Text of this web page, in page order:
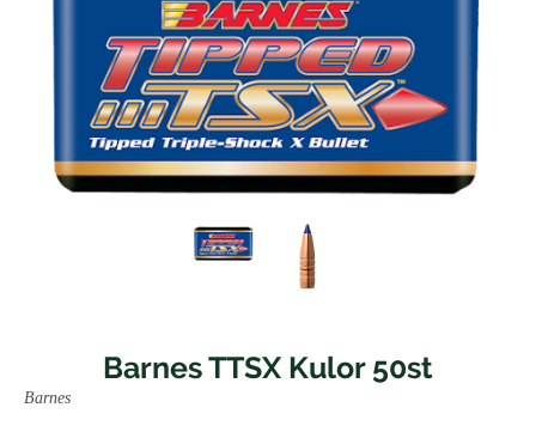
Barnes TTSX Kulor 50st
Barnes